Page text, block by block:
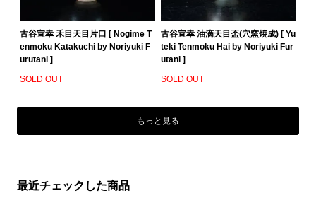
古谷宣幸 禾目天目片口 [ Nogime T
enmoku Katakuchi by Noriyuki F
urutani ]
SOLD OUT
古谷宣幸 油滴天目盃(穴窯焼成) [ Yu
teki Tenmoku Hai by Noriyuki Fur
utani ]
SOLD OUT
もっと見る
最近チェックした商品